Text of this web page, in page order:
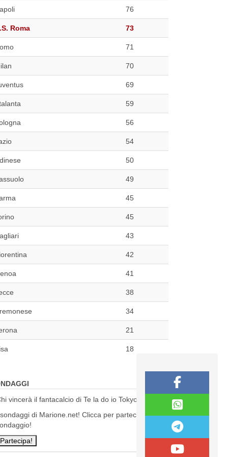
76
Roma 73
71
70
69
59
56
54
50
49
45
45
43
42
41
38
34
21
18
vincerà il fantacalcio di Te la do io Tokyo?
di Marione.net! Clicca per partecipare al